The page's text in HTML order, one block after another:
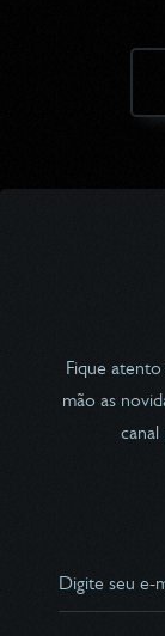
Fique
mão as